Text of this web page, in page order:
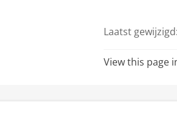
Laatst gewijzigd:
View this page